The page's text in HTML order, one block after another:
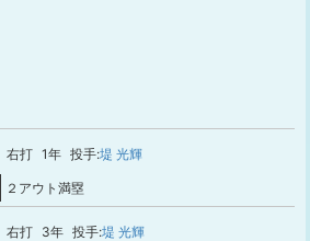
右打 1年 投手:堤 光輝
２アウト満塁
右打 3年 投手:堤 光輝